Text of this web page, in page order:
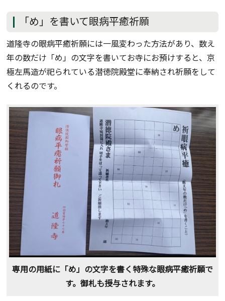
「め」を書いて眼病平癒祈願
道隆寺の眼病平癒祈願には一風変わった方法があり、数え
年の数だけ「め」の文字を書いてお寺にお預けすると、京
極左馬造が祀られている潜徳院殿堂に奉納され祈願をして
くれるのです。
専用の用紙に「め」の文字を書く特殊な眼病平癒祈願で
す。御札も授与されます。